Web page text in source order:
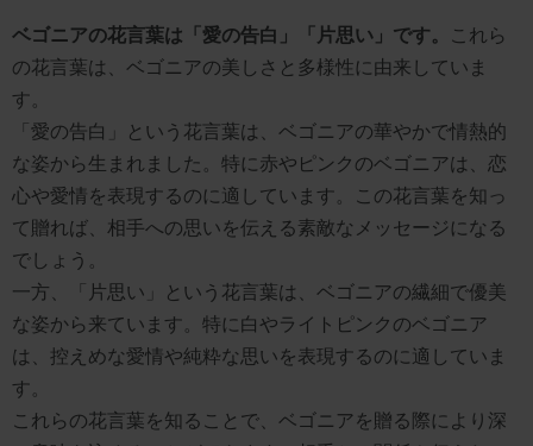
ベゴニアの花言葉は「愛の告白」「片思い」です。 これら
の花言葉は、ベゴニアの美しさと多様性に由来していま
す。
「愛の告白」という花言葉は、ベゴニアの華やかで情熱的
な姿から生まれました。特に赤やピンクのベゴニアは、恋
心や愛情を表現するのに適しています。この花言葉を知っ
て贈れば、相手への思いを伝える素敵なメッセージになる
でしょう。
一方、「片思い」という花言葉は、ベゴニアの繊細で優美
な姿から来ています。特に白やライトピンクのベゴニア
は、控えめな愛情や純粋な思いを表現するのに適していま
す。
これらの花言葉を知ることで、ベゴニアを贈る際により深